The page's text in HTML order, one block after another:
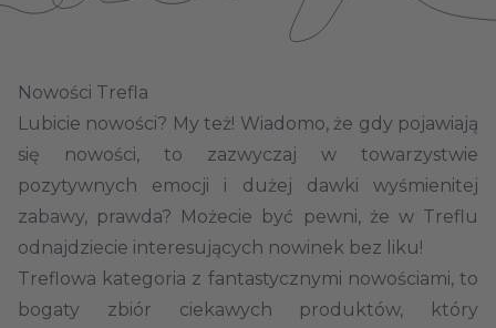
Nowości Trefla
Lubicie nowości? My też! Wiadomo, że gdy pojawiają
się
nowości, to zazwyczaj w towarzystwie
pozytywnych emocji i dużej dawki wyśmienitej
zabawy, prawda? Możecie być pewni, że w Treflu
odnajdziecie interesujących nowinek bez liku!
Treflowa kategoria z fantastycznymi nowościami, to
bogaty zbiór ciekawych produktów, który